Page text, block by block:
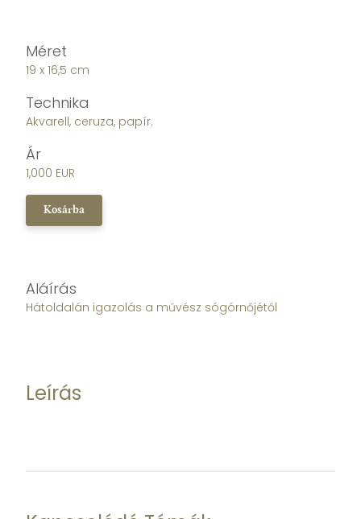
Méret
19 x 16,5 cm
Technika
Akvarell, ceruza, papír.
Ár
1,000 EUR
Kosárba
Aláírás
Hátoldalán igazolás a művész sógórnőjétől
Leírás